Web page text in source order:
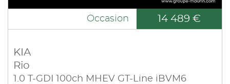
Occasion 14 489 €
KIA
Rio
1.0 T-GDI 100ch MHEV GT-Line iBVM6